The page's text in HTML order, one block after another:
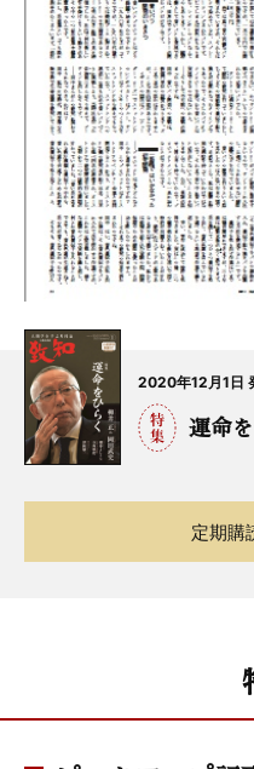
2020年12月1日
運命
定期購